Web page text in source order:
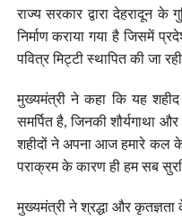
राज्य सरकार द्वारा देहरादून
निर्माण कराया गया है जिसमें
पवित्र मिट्टी स्थापित की जा
मुख्यमंत्री ने कहा कि यह शहीद
समर्पित है, जिनकी शौर्यगाथा
शहीदों ने अपना आज हमारे कल
पराक्रम के कारण ही हम सब
मुख्यमंत्री ने श्रद्धा और